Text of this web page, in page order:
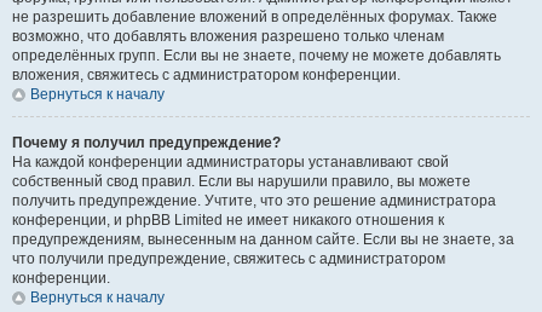
не разрешить добавление вложений в определённых форумах. Также
возможно, что добавлять вложения разрешено только членам
определённых групп. Если вы не знаете, почему не можете добавлять
вложения, свяжитесь с администратором конференции.
Вернуться к началу
Почему я получил предупреждение?
На каждой конференции администраторы устанавливают свой
собственный свод правил. Если вы нарушили правило, вы можете
получить предупреждение. Учтите, что это решение администратора
конференции, и phpBB Limited не имеет никакого отношения к
предупреждениям, вынесенным на данном сайте. Если вы не знаете, за
что получили предупреждение, свяжитесь с администратором
конференции.
Вернуться к началу